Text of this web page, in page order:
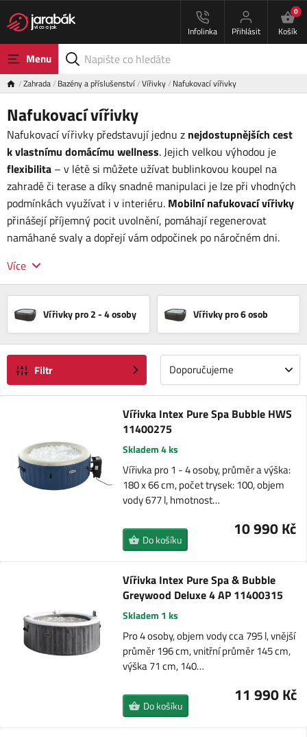
Infolinka Přihlásit
0
Košík
Menu
Zahrada Bazény a příslušenství Vířivky Nafukovací vířivky
Nafukovací vířivky
Nafukovací vířivky představují jednu z nejdostupnějších cest
k vlastnímu domácímu wellness. Jejich velkou výhodou je
flexibilita – v létě si můžete užívat bublinkovou koupel na
zahradě či terase a díky snadné manipulaci je lze při vhodných
podmínkách využívat i v interiéru. Mobilní nafukovací vířivky
přinášejí příjemný pocit uvolnění, pomáhají regenerovat
namáhané svaly a dopřejí vám odpočinek po náročném dni.
Více
Vířivky pro 2 - 4 osoby Vířivky pro 6 osob
Filtr Doporučujeme
Vířivka Intex Pure Spa Bubble HWS
11400275
Skladem 4 ks
Vířivka pro 1 - 4 osoby, průměr a výška:
180 x 66 cm, počet trysek: 100, objem
vody 677 l, hmotnost…
10 990 Kč
Do košíku
Vířivka Intex Pure Spa & Bubble
Greywood Deluxe 4 AP 11400315
Skladem 1 ks
Pro 4 osoby, objem vody cca 795 l, vnější
průměr 196 cm, vnitřní průměr 145 cm,
výška 71 cm, 140…
11 990 Kč
Do košíku